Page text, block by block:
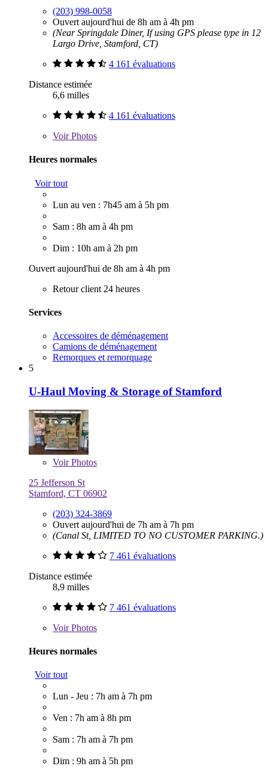
(203) 998-0058
Ouvert aujourd'hui de 8h am à 4h pm
(Near Springdale Diner, If using GPS please type in 12
Largo Drive, Stamford, CT)
4 161 évaluations
Distance estimée
6,6 milles
4 161 évaluations
VoirPhotos
Heures normales
Voir tout
Lun au ven : 7h45 am à 5h pm
Sam : 8h am à 4h pm
Dim : 10h am à 2h pm
Ouvert aujourd'hui de 8h am à 4h pm
Retour client 24 heures
Services
Accessoires de déménagement
Camions de déménagement
Remorques et remorquage
5
U-Haul Moving & Storage of Stamford
VoirPhotos
25 Jefferson St
Stamford, CT 06902
(203) 324-3869
Ouvert aujourd'hui de 7h am à 7h pm
(Canal St, LIMITED TO NO CUSTOMER PARKING.)
7 461 évaluations
Distance estimée
8,9 milles
7 461 évaluations
VoirPhotos
Heures normales
Voir tout
Lun - Jeu : 7h am à 7h pm
Ven : 7h am à 8h pm
Sam : 7h am à 7h pm
Dim : 9h am à 5h pm